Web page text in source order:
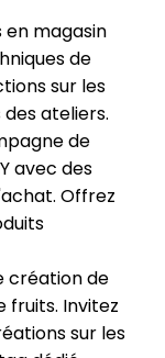
en magasin
de
sur les
ateliers.
de
avec des
Offrez
création de
fruits. Invitez
sur les